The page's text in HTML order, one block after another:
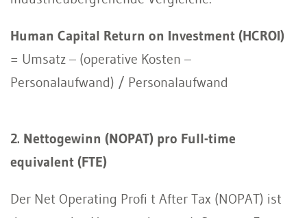
Human Capital Return on Investment (HCROI)
= Umsatz – (operative Kosten –
Personalaufwand) / Personalaufwand
2. Nettogewinn (NOPAT) pro Full-time
equivalent (FTE)
Der Net Operating Profi t After Tax (NOPAT) ist